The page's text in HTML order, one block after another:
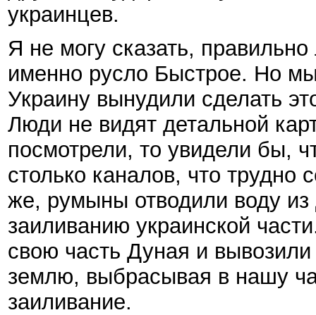
украинцев.
Я не могу сказать,
именно русло Быстрое. Но
Украину вынудили сделать
Люди не видят детальной
посмотрели, то увидели бы,
столько каналов, что трудно
же, румыны отводили воду
заиливанию украинской
свою часть Дуная и
землю, выбрасывая в нашу
заиливание.